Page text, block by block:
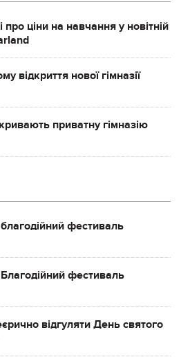
ціни на навчання у новітній
відкриття нової гімназії
приватну гімназію
фестиваль
фестиваль
відгуляти День святого